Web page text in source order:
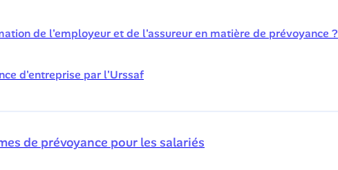
de l'employeur et de l'assureur en matière de prévoyance ?
d'entreprise par l'Urssaf
de prévoyance pour les salariés